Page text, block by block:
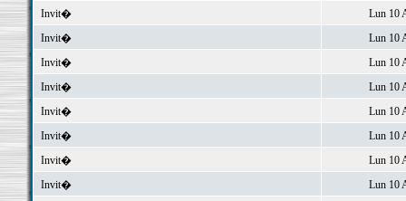
Invit�
Lun 10
Invit�
Lun 10
Invit�
Lun 10
Invit�
Lun 10
Invit�
Lun 10
Invit�
Lun 10
Invit�
Lun 10
Invit�
Lun 10